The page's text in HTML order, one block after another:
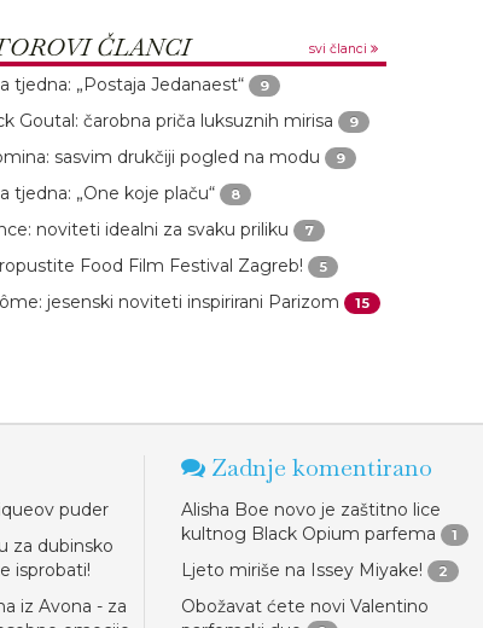
ČLANCI svi članci
tjedna: „Postaja Jedanaest“ 9
Goutal: čarobna priča luksuznih mirisa 9
sasvim drukčiji pogled na modu 9
tjedna: „One koje plaču“ 8
noviteti idealni za svaku priliku 7
Food Film Festival Zagreb! 5
jesenski noviteti inspirirani Parizom 15
puder
za dubinsko
isprobati!
iz Avona - za
Zadnje komentirano
Alisha Boe novo je zaštitno lice
kultnog Black Opium parfema
1
Ljeto miriše na Issey Miyake! 2
Obožavat ćete novi Valentino